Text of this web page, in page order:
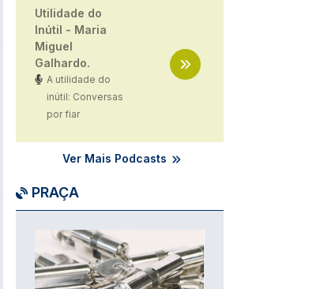
Utilidade do
Inútil - Maria
Miguel
Galhardo.
A utilidade do
inútil: Conversas
por fiar
Ver Mais Podcasts
PRAÇA
Imagem